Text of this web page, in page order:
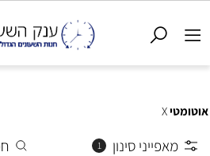
אוטומטיX
מאפייני סינון 1